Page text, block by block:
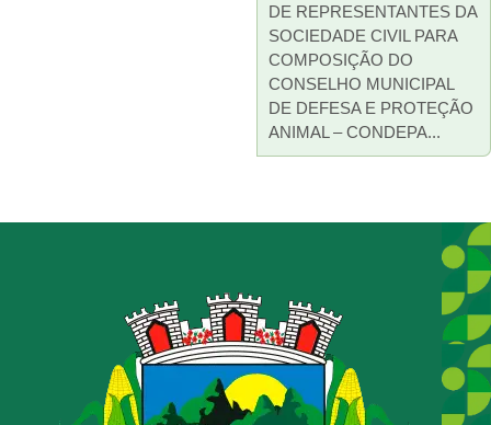
DE REPRESENTANTES DA
SOCIEDADE CIVIL PARA
COMPOSIÇÃO DO
CONSELHO MUNICIPAL
DE DEFESA E PROTEÇÃO
ANIMAL – CONDEPA...